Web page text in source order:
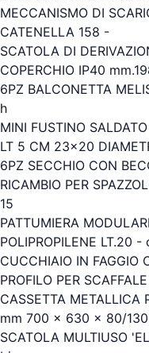
MECCANISMO DI
CATENELLA 158 -
SCATOLA DI
COPERCHIO IP40
6PZ BALCONETTA
h
MINI FUSTINO
LT 5 CM 23x20
6PZ SECCHIO CON
RICAMBIO PER
15
PATTUMIERA
POLIPROPILENE
CUCCHIAIO IN FAGGIO
PROFILO PER
CASSETTA METALLICA
mm 700 x 630 x 80/130
SCATOLA MULTIUSO